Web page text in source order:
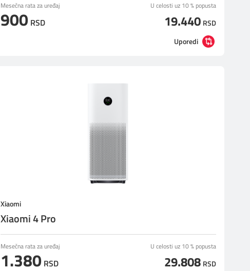
Mesečna rata za uređaj
900 RSD
U celosti uz 10 % popusta
19.440 RSD
Uporedi
Xiaomi
Xiaomi 4 Pro
Mesečna rata za uređaj
1.380 RSD
U celosti uz 10 % popusta
29.808 RSD